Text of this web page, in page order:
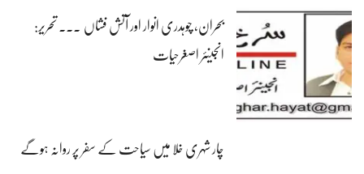
بحران، چوہدری انوار اور آتش فشاں ۔۔۔ تحریر:
انجینئر اصغرحیات
چار شہری خلا میں سیاحت کے سفر پر روانہ ہوگے